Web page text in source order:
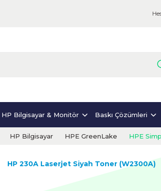
HP Bilgisayar & Monitör Baskı Çözümleri
HP Bilgisayar HPE GreenLake HPE
HP 230A Laserjet Siyah Toner (W2300A)